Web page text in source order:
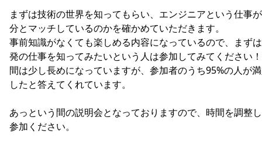
まずは技術の世界を知ってもらい、エンジニアという仕事
分とマッチしているのかを確かめていただきます。
事前知識がなくても楽しめる内容になっているので、まず
発の仕事を知ってみたいという人は参加してみてください
間は少し長めになっていますが、参加者のうち95%の人が
したと答えてくれています。
あっという間の説明会となっておりますので、時間を調整
参加ください。